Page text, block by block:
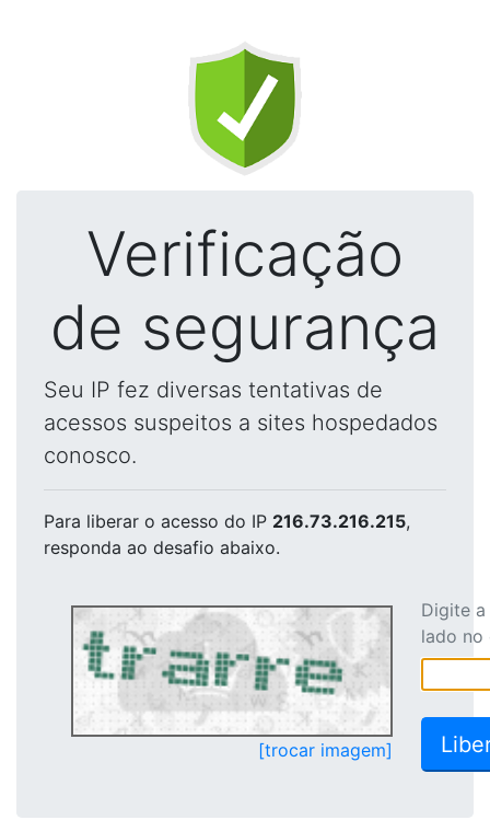
Verificação
de segurança
Seu IP fez diversas tentativas de
acessos suspeitos a sites hospedados
conosco.
Para liberar o acesso do IP 216.73.216.215,
responda ao desafio abaixo.
[trocar imagem]
Digite
lado no